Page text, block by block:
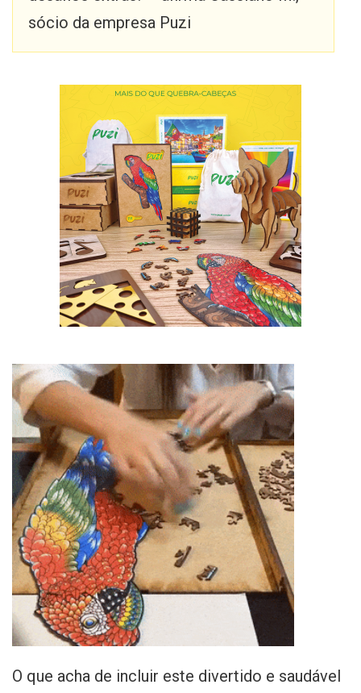
sócio da empresa Puzi
O que acha de incluir este divertido e saudável